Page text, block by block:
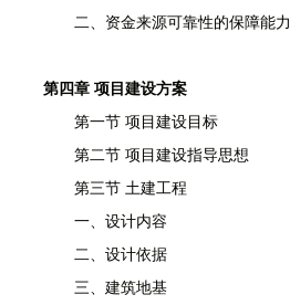
二、资金来源可靠性的保障能力
第四章 项目建设方案
第一节 项目建设目标
第二节 项目建设指导思想
第三节 土建工程
一、设计内容
二、设计依据
三、建筑地基